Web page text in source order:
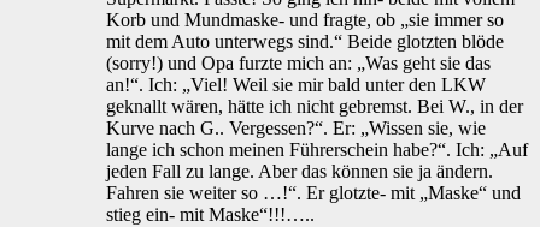
Korb und Mundmaske- und fragte, ob „sie immer so
mit dem Auto unterwegs sind.“ Beide glotzten blöde
(sorry!) und Opa furzte mich an: „Was geht sie das
an!“. Ich: „Viel! Weil sie mir bald unter den LKW
geknallt wären, hätte ich nicht gebremst. Bei W., in der
Kurve nach G.. Vergessen?“. Er: „Wissen sie, wie
lange ich schon meinen Führerschein habe?“. Ich: „Auf
jeden Fall zu lange. Aber das können sie ja ändern.
Fahren sie weiter so …!“. Er glotzte- mit „Maske“ und
stieg ein- mit Maske“!!!…..